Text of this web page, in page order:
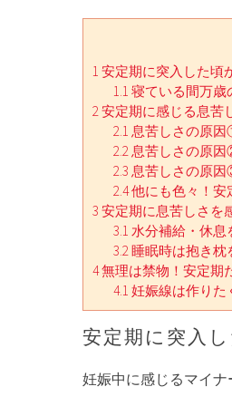
1 安定期に突入した頃
1.1 寝ている間万
2安定期に感じる息苦
2.1 息苦しさの原
2.2息苦しさの原
2.3 息苦しさの原
2.4他にも色々！安
3 安定期に息苦しさを
3.1 水分補給・休息
3.2睡眠時は抱き枕
4無理は禁物！安定期
4.1 妊娠線は作りた
安定期に突入
妊娠中に感じるマイ